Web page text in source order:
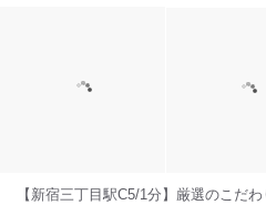
【新宿三丁目駅C5/1分】厳選のこだ